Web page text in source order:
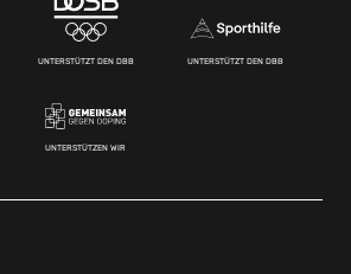
UNTERSTÜTZT DEN DBB UNTERSTÜTZT DEN DBB
UNTERSTÜTZEN WIR